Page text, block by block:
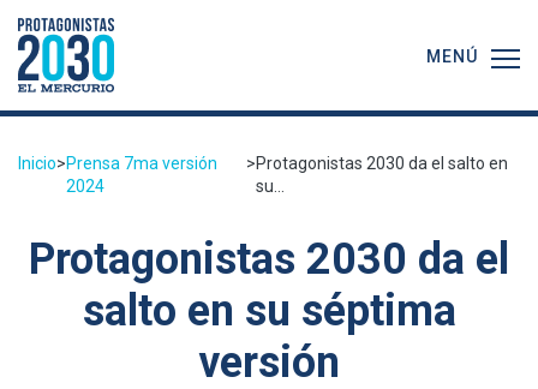
MENÚ
Inicio>Prensa 7ma versión
2024
>Protagonistas 2030 da el salto en
su...
Protagonistas 2030 da el
salto en su séptima
versión